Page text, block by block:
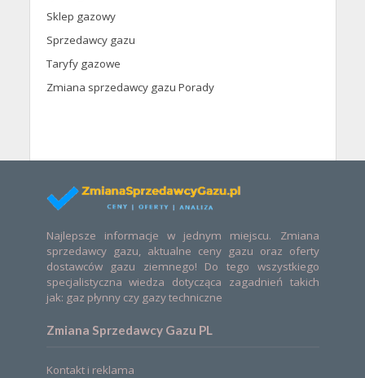
Sklep gazowy
Sprzedawcy gazu
Taryfy gazowe
Zmiana sprzedawcy gazu Porady
Najlepsze informacje w jednym miejscu. Zmiana
sprzedawcy gazu, aktualne ceny gazu oraz oferty
dostawców gazu ziemnego! Do tego wszystkiego
specjalistyczna wiedza dotycząca zagadnień takich
jak: gaz płynny czy gazy techniczne
Zmiana Sprzedawcy Gazu PL
Kontakt i reklama